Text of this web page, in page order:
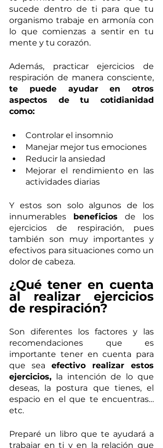
sucede dentro de ti para que tu
organismo trabaje en armonía con
lo que comienzas a sentir en tu
mente y tu corazón.
Además, practicar ejercicios de
te puede ayudar en otros
aspectos de tu cotidianidad
como:
Controlar el insomnio
Manejar mejor tus emociones
Reducir la ansiedad
Mejorar el rendimiento en las
actividades diarias
Y estos son solo algunos de los
innumerables beneficios de los
ejercicios de respiración, pues
también son muy importantes y
efectivos para situaciones como un
dolor de cabeza.
¿Qué tener en cuenta
al realizar ejercicios
de respiración?
Son diferentes los factores y las
recomendaciones que es
importante tener en cuenta para
que sea efectivo realizar estos
ejercicios, la intención de lo que
deseas, la postura que tienes, el
espacio en el que te encuentras…
etc.
Preparé un libro que te ayudará a
trabajar en ti y en la relación que